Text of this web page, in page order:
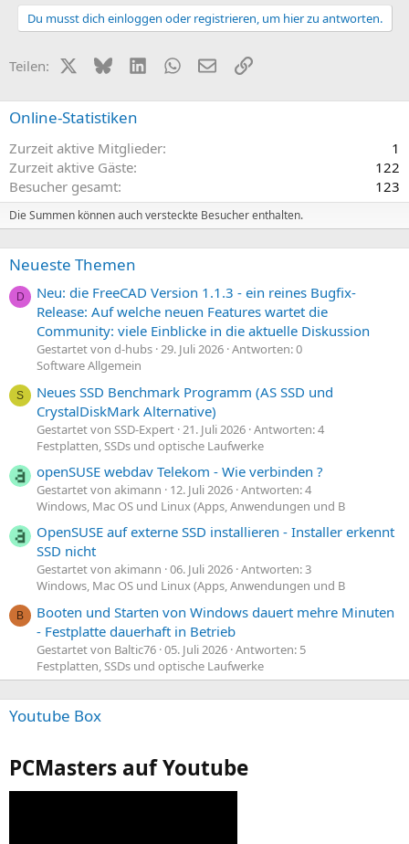
Du musst dich einloggen oder registrieren, um hier zu antworten.
Teilen: X (Twitter)
BlueskyLinkedInWhatsApp
E-MailLink
Online-Statistiken
Zurzeit aktive Mitglieder
1
Zurzeit aktive Gäste
122
Besucher gesamt
123
Die Summen können auch versteckte Besucher enthalten.
Neueste Themen
D
Neu: die FreeCAD Version 1.1.3 - ein reines Bugfix-
Release: Auf welche neuen Features wartet die
Community: viele Einblicke in die aktuelle Diskussion
Gestartet von d-hubs 29. Juli 2026 Antworten: 0
Software Allgemein
S
Neues SSD Benchmark Programm (AS SSD und
CrystalDiskMark Alternative)
Gestartet von SSD-Expert 21. Juli 2026 Antworten: 4
Festplatten, SSDs und optische Laufwerke
openSUSE webdav Telekom - Wie verbinden ?
Gestartet von akimann 12. Juli 2026 Antworten: 4
Windows, Mac OS und Linux (Apps, Anwendungen und B
OpenSUSE auf externe SSD installieren - Installer erkennt
SSD nicht
Gestartet von akimann 06. Juli 2026 Antworten: 3
Windows, Mac OS und Linux (Apps, Anwendungen und B
B
Booten und Starten von Windows dauert mehre Minuten
- Festplatte dauerhaft in Betrieb
Gestartet von Baltic76 05. Juli 2026 Antworten: 5
Festplatten, SSDs und optische Laufwerke
Youtube Box
PCMasters auf Youtube